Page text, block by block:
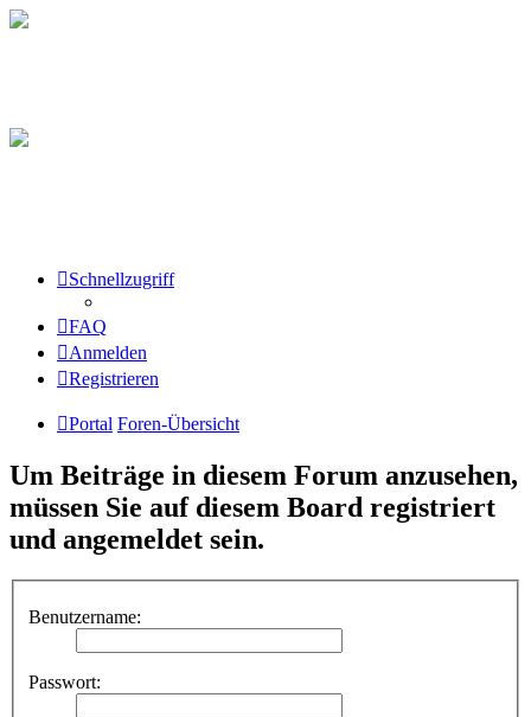
Schnellzugriff
FAQ
Anmelden
Registrieren
Portal Foren-Übersicht
Um Beiträge in diesem Forum anzusehen,
müssen Sie auf diesem Board registriert
und angemeldet sein.
Benutzername:
Passwort: